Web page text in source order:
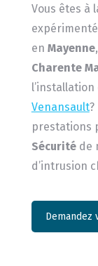
Vous êtes à
en Mayenne
Charente
Venansault?
prestations
Sécuritéde
d’intrusion
Demandez